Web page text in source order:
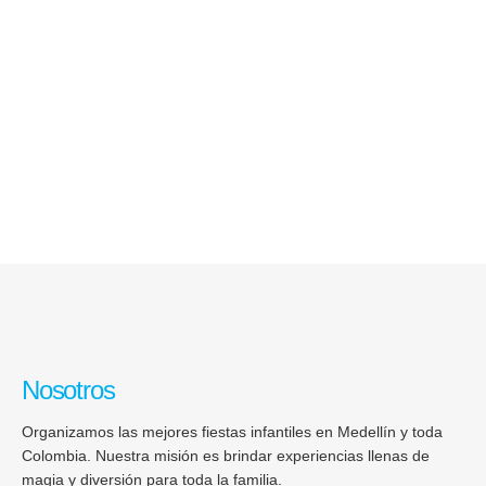
Nosotros
Organizamos las mejores fiestas infantiles en Medellín y toda
Colombia. Nuestra misión es brindar experiencias llenas de
magia y diversión para toda la familia.